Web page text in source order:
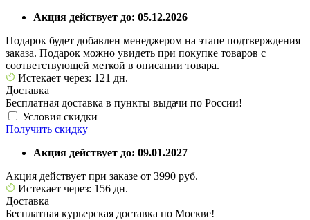
Акция действует до: 05.12.2026
Подарок будет добавлен менеджером на этапе подтверждения
заказа. Подарок можно увидеть при покупке товаров с
соответствующей меткой в описании товара.
Истекает через: 121 дн.
Доставка
Бесплатная доставка в пункты выдачи по России!
Условия скидки
Получить скидку
Акция действует до: 09.01.2027
Акция действует при заказе от 3990 руб.
Истекает через: 156 дн.
Доставка
Бесплатная курьерская доставка по Москве!